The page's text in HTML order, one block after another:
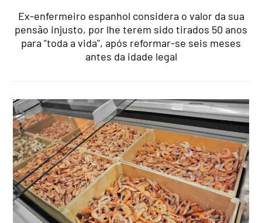
Ex-enfermeiro espanhol considera o valor da sua
pensão injusto, por lhe terem sido tirados 50 anos
para "toda a vida", após reformar-se seis meses
antes da idade legal